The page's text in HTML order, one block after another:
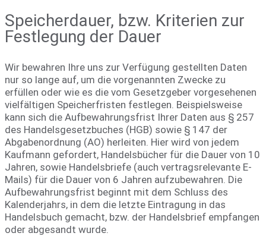
Speicherdauer, bzw. Kriterien zur
Festlegung der Dauer
Wir bewahren Ihre uns zur Verfügung gestellten Daten
nur so lange auf, um die vorgenannten Zwecke zu
erfüllen oder wie es die vom Gesetzgeber vorgesehenen
vielfältigen Speicherfristen festlegen. Beispielsweise
kann sich die Aufbewahrungsfrist Ihrer Daten aus § 257
des Handelsgesetzbuches (HGB) sowie § 147 der
Abgabenordnung (AO) herleiten. Hier wird von jedem
Kaufmann gefordert, Handelsbücher für die Dauer von 10
Jahren, sowie Handelsbriefe (auch vertragsrelevante E-
Mails) für die Dauer von 6 Jahren aufzubewahren. Die
Aufbewahrungsfrist beginnt mit dem Schluss des
Kalenderjahrs, in dem die letzte Eintragung in das
Handelsbuch gemacht, bzw. der Handelsbrief empfangen
oder abgesandt wurde.